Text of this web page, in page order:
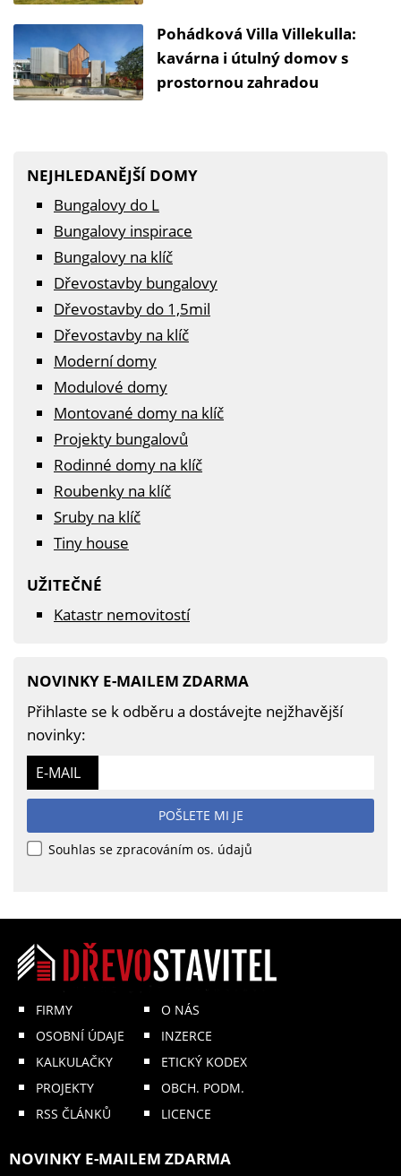
Pohádková Villa Villekulla:
kavárna i útulný domov s
prostornou zahradou
NEJHLEDANĚJŠÍ DOMY
Bungalovy do L
Bungalovy inspirace
Bungalovy na klíč
Dřevostavby bungalovy
Dřevostavby do 1,5mil
Dřevostavby na klíč
Moderní domy
Modulové domy
Montované domy na klíč
Projekty bungalovů
Rodinné domy na klíč
Roubenky na klíč
Sruby na klíč
Tiny house
UŽITEČNÉ
Katastr nemovitostí
NOVINKY E-MAILEM ZDARMA
Přihlaste se k odběru a dostávejte nejžhavější
novinky:
E-MAIL
POŠLETE MI JE
Souhlas se zpracováním os. údajů
FIRMY
OSOBNÍ ÚDAJE
KALKULAČKY
PROJEKTY
RSS ČLÁNKŮ
O NÁS
INZERCE
ETICKÝ KODEX
OBCH. PODM.
LICENCE
NOVINKY E-MAILEM ZDARMA